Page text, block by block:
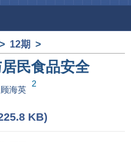
> 12期 >
民食品安全
顾海英
2
KB)